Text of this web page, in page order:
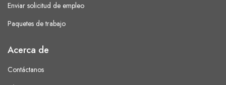
Enviar solicitud de empleo
Paquetes de trabajo
Acerca de
Contáctanos